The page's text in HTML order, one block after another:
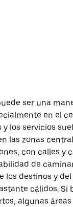
ser una
en el
los servicios
las zonas
con calles y
de
los destinos y
cálidos. Si
algunas